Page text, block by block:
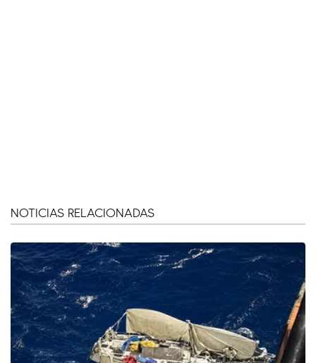
NOTICIAS RELACIONADAS